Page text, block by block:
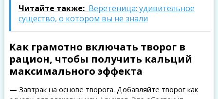
Читайте также: Веретеница: удивительное
существо, о котором вы не знали
Как грамотно включать творог в
рацион, чтобы получить кальций
максимального эффекта
— Завтрак на основе творога. Добавляйте творог как